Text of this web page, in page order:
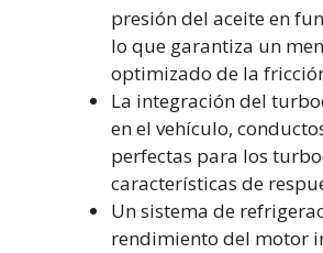
presión del aceite en
lo que garantiza un
optimizado de la
La integración del
en el vehículo,
perfectas para los
características de
Un sistema de
rendimiento del motor